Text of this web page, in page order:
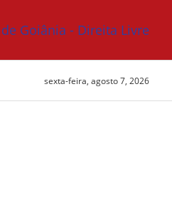
sexta-feira, agosto 7, 2026